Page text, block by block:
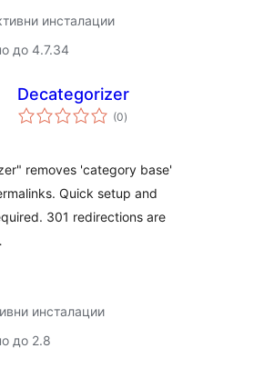
инсталации
до 4.7.34
Decategorizer
(0общо
оценки
)
removes 'category base'
Quick setup and
301 redirections are
инсталации
до 2.8